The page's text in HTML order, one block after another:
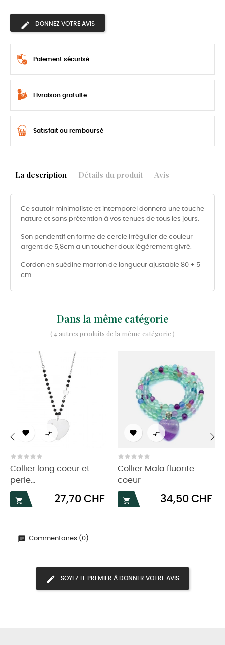
DONNEZ VOTRE AVIS
Paiement sécurisé
Livraison gratuite
Satisfait ou remboursé
La description Détails du produit Avis
Ce sautoir minimaliste et intemporel donnera une touche
nature et sans prétention à vos tenues de tous les jours.
Son pendentif en forme de cercle irrégulier de couleur
argent de 5,8cm a un toucher doux légèrement givré.
Cordon en suédine marron de longueur ajustable 80 + 5
cm.
Dans la même catégorie
( 4 autres produits de la même catégorie )
 
Collier long coeur et
perle...

Prix
27,70 CHF
 
Collier Mala fluorite
coeur

Prix
34,50 CHF
‹
Commentaires (0)
SOYEZ LE PREMIER À DONNER VOTRE AVIS